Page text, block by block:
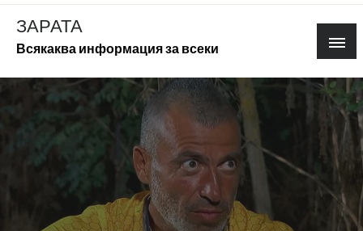
Skip
content
ЗАРАТА
Всякаква информация за всеки